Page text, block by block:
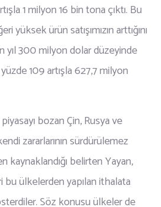
1 milyon 16 bin tona çıktı. Bu
yüksek ürün satışımızın arttığını
yıl 300 milyon dolar düzeyinde
109 artışla 627,7 milyon
bozan Çin, Rusya ve
zararlarının sürdürülemez
kaynaklandığı belirten Yayan,
bu ülkelerden yapılan ithalata
Söz konusu ülkeler de